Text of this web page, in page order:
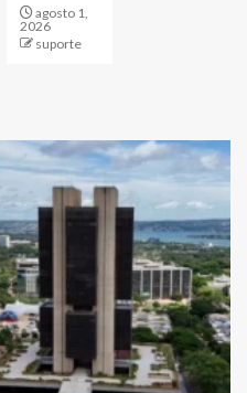
agosto 1,
2026
suporte